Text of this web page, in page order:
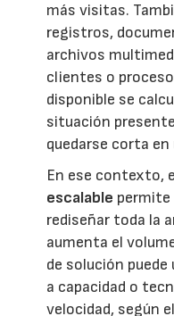
más visitas.
registros,
archivos
clientes o
disponible se
situación
quedarse corta
En ese contexto,
escalable permite
rediseñar toda la
aumenta el
de solución
a capacidad o
velocidad, según